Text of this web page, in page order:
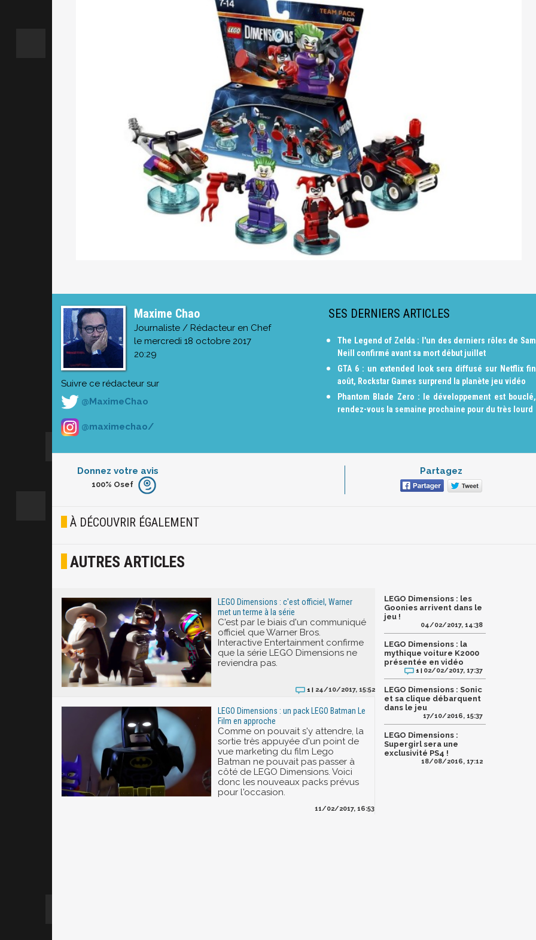
Maxime Chao
Journaliste / Rédacteur en Chef
le mercredi 18 octobre 2017
20:29
Suivre ce rédacteur sur
@MaximeChao
@maximechao/
SES DERNIERS ARTICLES
The Legend of Zelda : l'un des derniers rôles de Sam
Neill confirmé avant sa mort début juillet
GTA 6 : un extended look sera diffusé sur Netflix fin
août, Rockstar Games surprend la planète jeu vidéo
Phantom Blade Zero : le développement est bouclé,
rendez-vous la semaine prochaine pour du très lourd
Donnez votre avis
Furieux
Joyeux
100% Osef
Partagez
À DÉCOUVRIR ÉGALEMENT
AUTRES ARTICLES
LEGO Dimensions : c'est officiel, Warner
met un terme à la série
C'est par le biais d'un communiqué
officiel que Warner Bros.
Interactive Entertainment confirme
que la série LEGO Dimensions ne
reviendra pas.
1 | 24/10/2017, 15:52
LEGO Dimensions : un pack LEGO Batman Le
Film en approche
Comme on pouvait s'y attendre, la
sortie très appuyée d'un point de
vue marketing du film Lego
Batman ne pouvait pas passer à
côté de LEGO Dimensions. Voici
donc les nouveaux packs prévus
pour l'occasion.
11/02/2017, 16:53
LEGO Dimensions : les
Goonies arrivent dans le
jeu !
04/02/2017, 14:38
LEGO Dimensions : la
mythique voiture K2000
présentée en vidéo
1 | 02/02/2017, 17:37
LEGO Dimensions : Sonic
et sa clique débarquent
dans le jeu
17/10/2016, 15:37
LEGO Dimensions :
Supergirl sera une
exclusivité PS4 !
18/08/2016, 17:12